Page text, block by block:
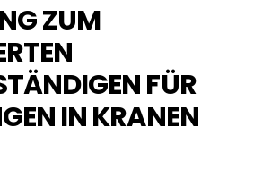
ZUM
FÜR
IN KRANEN